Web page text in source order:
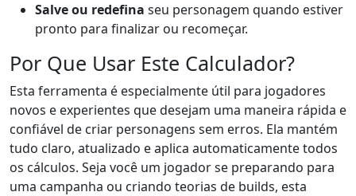
Salve ou redefina seu personagem quando estiver
pronto para finalizar ou recomeçar.
Por Que Usar Este Calculador?
Esta ferramenta é especialmente útil para jogadores
novos e experientes que desejam uma maneira rápida e
confiável de criar personagens sem erros. Ela mantém
tudo claro, atualizado e aplica automaticamente todos
os cálculos. Seja você um jogador se preparando para
uma campanha ou criando teorias de builds, esta